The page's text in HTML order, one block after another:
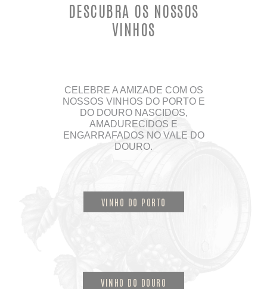
DESCUBRA OS NOSSOS
VINHOS
CELEBRE A AMIZADE COM OS
NOSSOS VINHOS DO PORTO E
DO DOURO NASCIDOS,
AMADURECIDOS E
ENGARRAFADOS NO VALE DO
DOURO.
VINHO DO PORTO
VINHO DO DOURO